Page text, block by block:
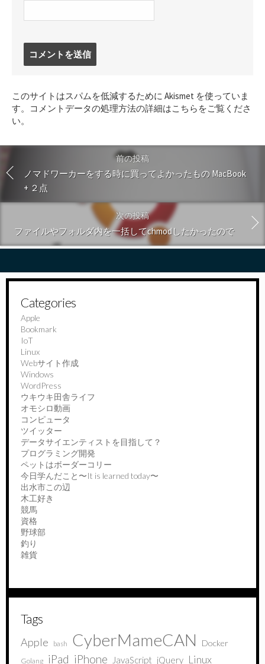
す
る
このサイトはスパムを低減するために Akismet を使っていま
す。
コメントデータの処理方法の詳細はこちらをご覧くださ
い。
前の投稿
ノマドワーカーをする時に買ってよかったもの MacBook
+ ２点
次の投稿
ファイルやフォルダ内を一括してchmodしたかったので
Categories
Apple
Bookmark
IoT
Linux
Webサイト作成
Windows
WordPress
ウキウキ田舎ライフ
オモシロ動画
コンピュータ
ツイッター
データサイエンティストを目指して？
プログラミング開発
ペットはボーダーコリー
今日学んだこと〜It is learned today〜
出水市この辺
木工好き
競馬
資格
野球部
釣り
雑貨
Tags
Apple bash CyberMameCAN Docker
Golang iPad iPhone JavaScript jQuery Linux